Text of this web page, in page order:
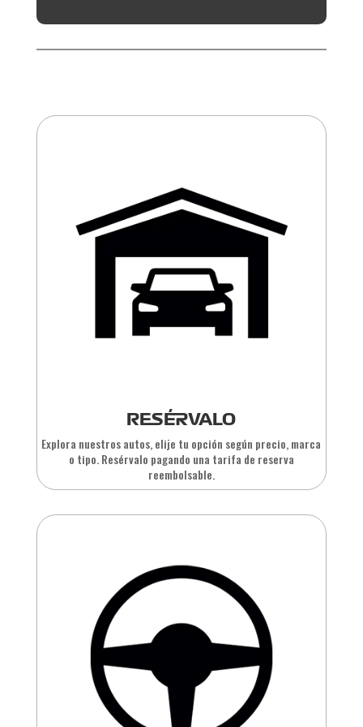
RESÉRVALO
Explora nuestros autos, elije tu opción según precio, marca
o tipo. Resérvalo pagando una tarifa de reserva
reembolsable.